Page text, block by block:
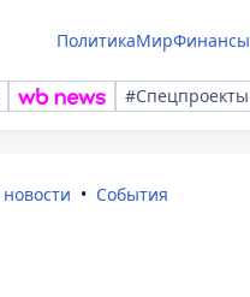
ПолитикаМирФинансы
#Спецпроекты
События